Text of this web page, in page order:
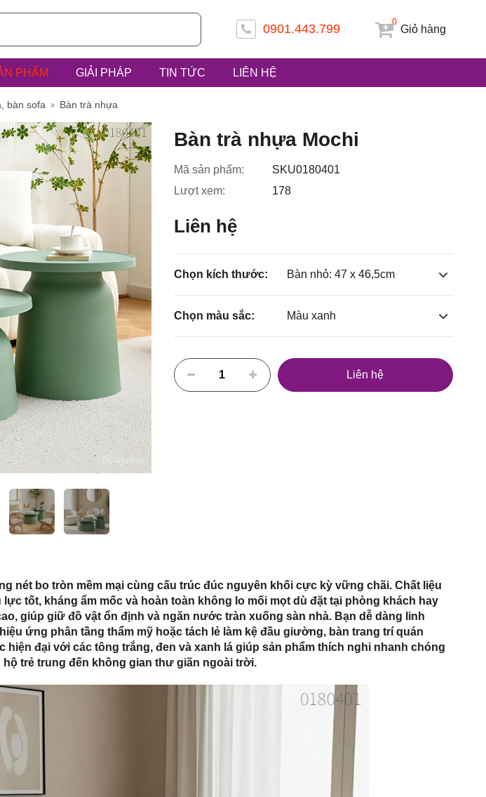
0901.443.799 Giỏ hàng
0
PHẨM GIẢI PHÁP TIN TỨC LIÊN HỆ
6D, ấp Tiền
huyện Hóc
bàn sofa Bàn trà nhựa
Bàn trà nhựa Mochi
Mã sản phẩm:
SKU0180401
Lượt xem:
178
Liên hệ
Chọn kích thước: Bàn nhỏ: 47 x 46,5cm
Chọn màu sắc: Màu xanh
Liên hệ
nét bo tròn mềm mại cùng cấu trúc đúc nguyên khối cực kỳ vững chãi. Chất liệu
tốt, kháng ẩm mốc và hoàn toàn không lo mối mọt dù đặt tại phòng khách hay
giúp giữ đồ vật ổn định và ngăn nước tràn xuống sàn nhà. Bạn dễ dàng linh
ứng phân tầng thẩm mỹ hoặc tách lẻ làm kệ đầu giường, bàn trang trí quán
hiện đại với các tông trắng, đen và xanh lá giúp sản phẩm thích nghi nhanh chóng
trẻ trung đến không gian thư giãn ngoài trời.